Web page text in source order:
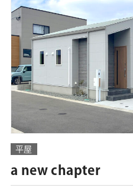
平屋
a new chapter